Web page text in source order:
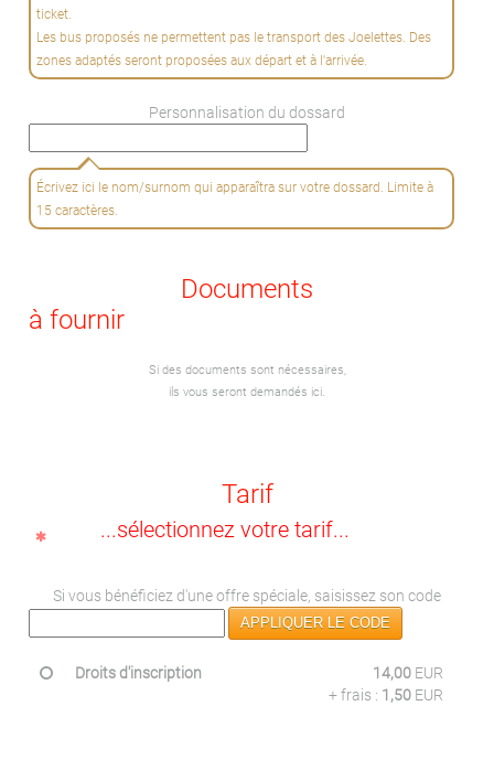
ticket.
Les bus proposés ne permettent pas le transport des Joelettes. Des
zones adaptés seront proposées aux départ et à l'arrivée.
Personnalisation du dossard
Écrivez ici le nom/surnom qui apparaîtra sur votre dossard. Limite à
15 caractères.
Documents
à fournir
Si des documents sont nécessaires,
ils vous seront demandés ici.
Tarif
...sélectionnez votre tarif...
Si vous bénéficiez d'une offre spéciale, saisissez son code
APPLIQUER LE CODE
Droits d'inscription 14,00 EUR
+ frais : 1,50 EUR